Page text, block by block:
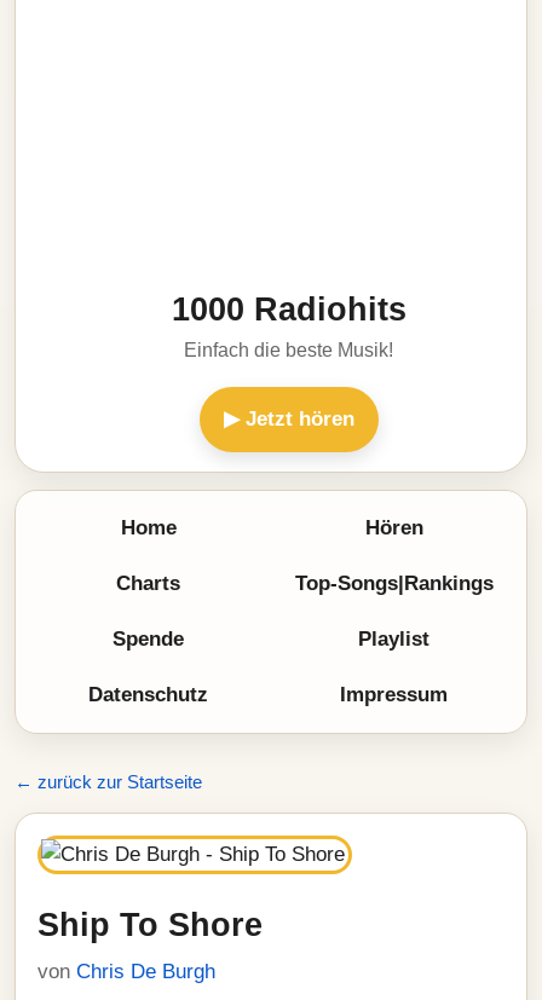
1000 Radiohits
Einfach die beste Musik!
▶ Jetzt hören
Home Hören
Charts Top-Songs|Rankings
Spende Playlist
Datenschutz Impressum
← zurück zur Startseite
Ship To Shore
von Chris De Burgh